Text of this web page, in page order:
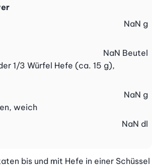
NaN g
1/3 Würfel Hefe (ca. 15 g),
NaN Beutel
weich
NaN g
NaN dl
bis und mit Hefe in einer Schüssel